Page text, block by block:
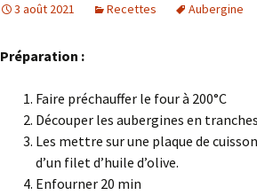
3 août 2021 Recettes Aubergine
Préparation :
Faire préchauffer le four à 200°C
Découper les aubergines en
Les mettre sur une plaque de
d’un filet d’huile d’olive.
Enfourner 20 min